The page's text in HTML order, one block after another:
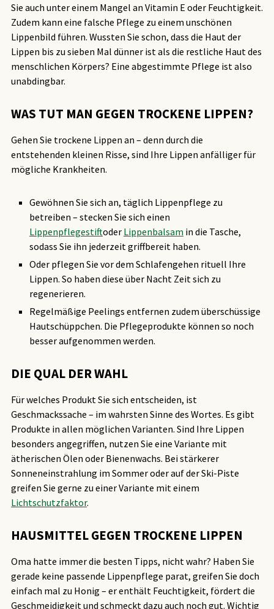
Sie auch unter einem Mangel an Vitamin E oder Feuchtigkeit.
Zudem kann eine falsche Pflege zu einem unschönen
Lippenbild führen. Wussten Sie schon, dass die Haut der
Lippen bis zu sieben Mal dünner ist als die restliche Haut des
menschlichen Körpers? Eine abgestimmte Pflege ist also
unabdingbar.
WAS TUT MAN GEGEN TROCKENE LIPPEN?
Gehen Sie trockene Lippen an – denn durch die
entstehenden kleinen Risse, sind Ihre Lippen anfälliger für
mögliche Krankheiten.
Gewöhnen Sie sich an, täglich Lippenpflege zu
betreiben – stecken Sie sich einen
Lippenpflegestiftoder Lippenbalsam in die Tasche,
sodass Sie ihn jederzeit griffbereit haben.
Oder pflegen Sie vor dem Schlafengehen rituell Ihre
Lippen. So haben diese über Nacht Zeit sich zu
regenerieren.
Regelmäßige Peelings entfernen zudem überschüssige
Hautschüppchen. Die Pflegeprodukte können so noch
besser aufgenommen werden.
DIE QUAL DER WAHL
Für welches Produkt Sie sich entscheiden, ist
Geschmackssache – im wahrsten Sinne des Wortes. Es gibt
Produkte in allen möglichen Varianten. Sind Ihre Lippen
besonders angegriffen, nutzen Sie eine Variante mit
ätherischen Ölen oder Bienenwachs. Bei stärkerer
Sonneneinstrahlung im Sommer oder auf der Ski-Piste
greifen Sie gerne zu einer Variante mit einem
Lichtschutzfaktor.
HAUSMITTEL GEGEN TROCKENE LIPPEN
Oma hatte immer die besten Tipps, nicht wahr? Haben Sie
gerade keine passende Lippenpflege parat, greifen Sie doch
einfach mal zu Honig – er enthält Feuchtigkeit, fördert die
Geschmeidigkeit und schmeckt dazu auch noch gut. Wichtig